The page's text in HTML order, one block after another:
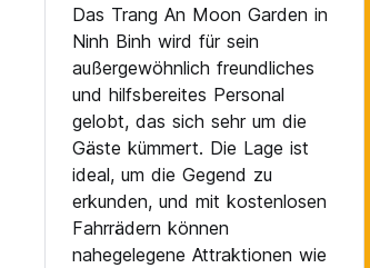
Das Trang An Moon Garden in
Ninh Binh wird für sein
außergewöhnlich freundliches
und hilfsbereites Personal
gelobt, das sich sehr um die
Gäste kümmert. Die Lage ist
ideal, um die Gegend zu
erkunden, und mit kostenlosen
Fahrrädern können
nahegelegene Attraktionen wie